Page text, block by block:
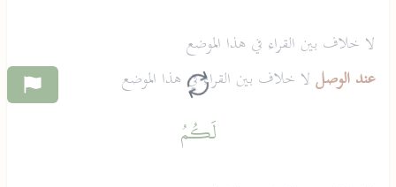
لا خلاف بين القراء في هذا الموضع
عند الوصللا خلاف بين القراء في هذا الموضع
لَكُمُ